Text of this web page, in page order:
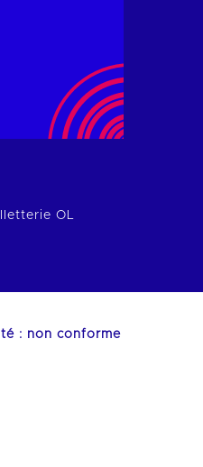
OL
: non conforme